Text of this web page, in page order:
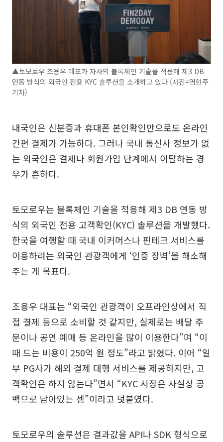
▲토모로우 조용우 대표가 자사의 블록체인 기술을 적용해 제3 DB
연동 방식의 외국인 전용 KYC 솔루션을 소개하고 있다 (사진=염현주
기자)
내국인은 신분증과 휴대폰 본인확인만으로도 온라인
간편 결제가 가능하다. 그러나 국내 통신사 정보가 없
는 외국인은 결제나 회원가입 단계에서 이탈하는 경
우가 흔하다.
토모로우는 블록체인 기술을 적용해 제3 DB 연동 방
식의 외국인 전용 고객확인(KYC) 솔루션을 개발했다.
한국을 여행할 때 국내 이커머스나 핀테크 서비스를
이용하려는 외국인 관광객에게 ‘인증 장벽’을 해소해
주는 게 목표다.
조용우 대표는 “외국인 관광객이 오프라인상에서 직
접 결제 등으로 소비할 것 같지만, 실제로는 배달 주
문이나 공연 예매 등 온라인을 많이 이용한다”며 “이
때 드는 비용이 250억 원 정도”라고 밝혔다. 이어 “일
부 PG사가 해외 결제 대행 서비스를 제공하지만, 고
객확인은 하지 않는다”면서 “KYC 시장은 사실상 공
백으로 남아있는 셈”이라고 덧붙였다.
토모로우의 솔루션은 결과값을 API나 SDK 형식으로